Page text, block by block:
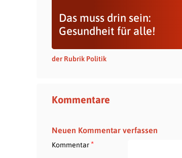
Das muss drin sein:
Gesundheit für alle!
der Rubrik Politik
Kommentare
Neuen Kommentar verfassen
Kommentar*